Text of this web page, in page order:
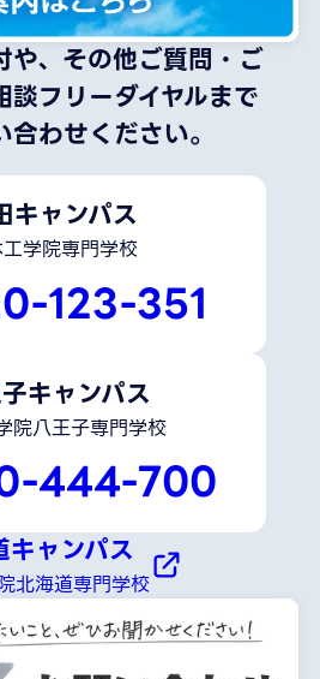
や、その他ご質問・ご
談フリーダイヤルまで
わせください。
キャンパス
学院専門学校
123-351
キャンパス
院八王子専門学校
444-700
キャンパス
北海道専門学校